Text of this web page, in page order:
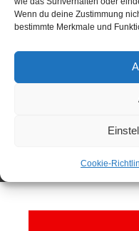
Wenn du deine Zustimmung
bestimmte Merkmale und
Cookie-
Marc Schellhove war in
SCRler.
Happy End für